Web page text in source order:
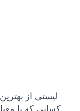
کسانی که با